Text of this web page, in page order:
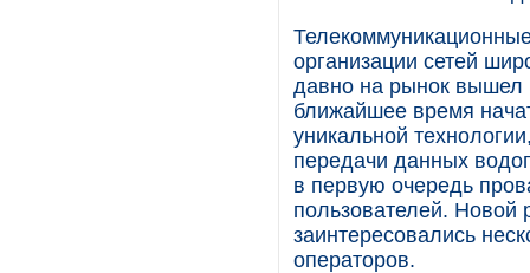
организации сетей
давно на рынок вышел
ближайшее время
уникальной
передачи данных
в первую очередь
пользователей. Новой
заинтересовались
операторов.